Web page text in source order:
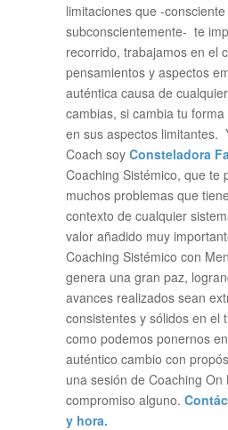
limitaciones que -consciente
subconscientemente- te
recorrido, trabajamos en el
pensamientos y aspectos
auténtica causa de
cambias, si cambia tu
en sus aspectos limitantes.
Coach soy Consteladora
Coaching Sistémico, que te
muchos problemas que
contexto de cualquier
valor añadido muy
Coaching Sistémico con
genera una gran paz,
avances realizados sean
consistentes y sólidos en el
como podemos ponernos
auténtico cambio con
una sesión de Coaching On
compromiso alguno.
y hora.